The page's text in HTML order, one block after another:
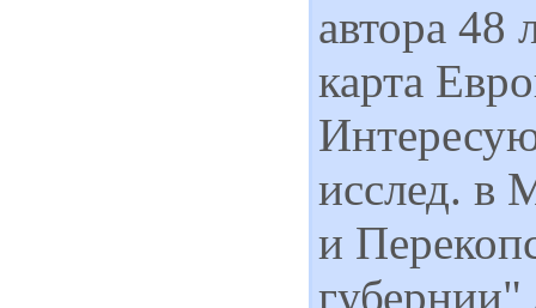
автора 48
карта
исслед. в
и
губернии"